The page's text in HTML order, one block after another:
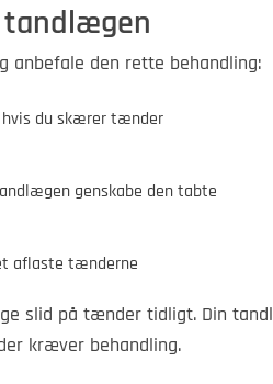
anbefale den rette behandling:
hvis du skærer tænder
genskabe den tabte
aflaste tænderne
slid på tænder tidligt. Din
kræver behandling.